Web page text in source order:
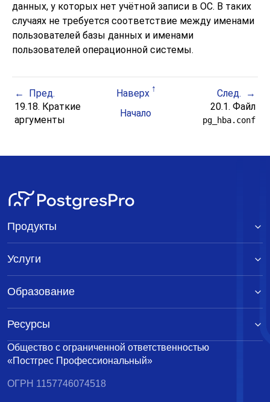
данных, у которых нет учётной записи в ОС. В таких
случаях не требуется соответствие между именами
пользователей базы данных и именами
пользователей операционной системы.
Пред. Наверх
След.
19.18. Краткие
аргументы
Начало
20.1. Файл
pg_hba.conf
Общество с ограниченной ответственностью
«Постгрес Профессиональный»
ОГРН 1157746074518
Продукты
Услуги
Образование
Ресурсы